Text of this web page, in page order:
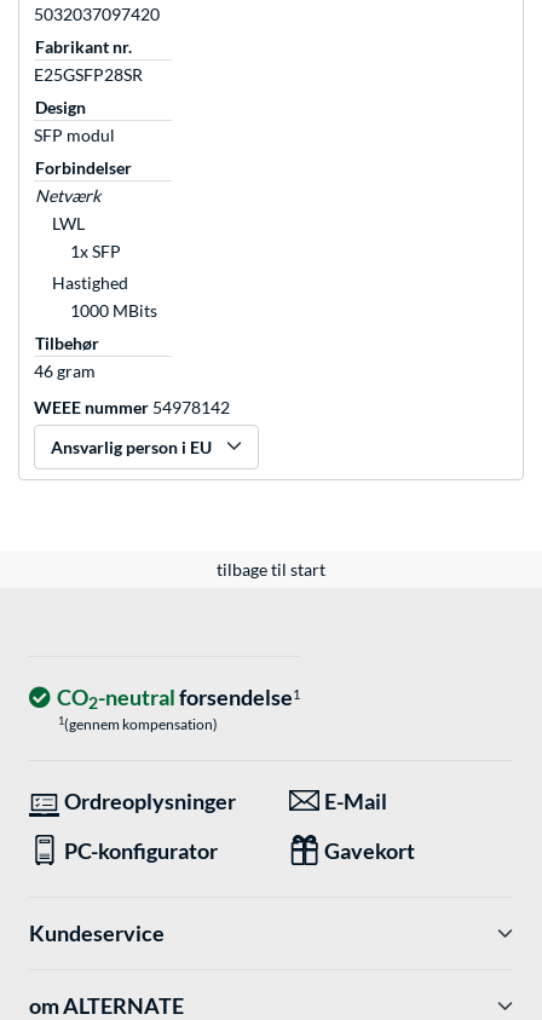
5032037097420
Fabrikant nr.
E25GSFP28SR
Design
SFP modul
Forbindelser
Netværk
LWL
1x SFP
Hastighed
1000 MBits
Tilbehør
46 gram
WEEE nummer 54978142
Ansvarlig person i EU
tilbage til start
CO2-neutralforsendelse1
1(gennem kompensation)
Ordreoplysninger
E-Mail
PC-konfigurator
Gavekort
Kundeservice
om ALTERNATE